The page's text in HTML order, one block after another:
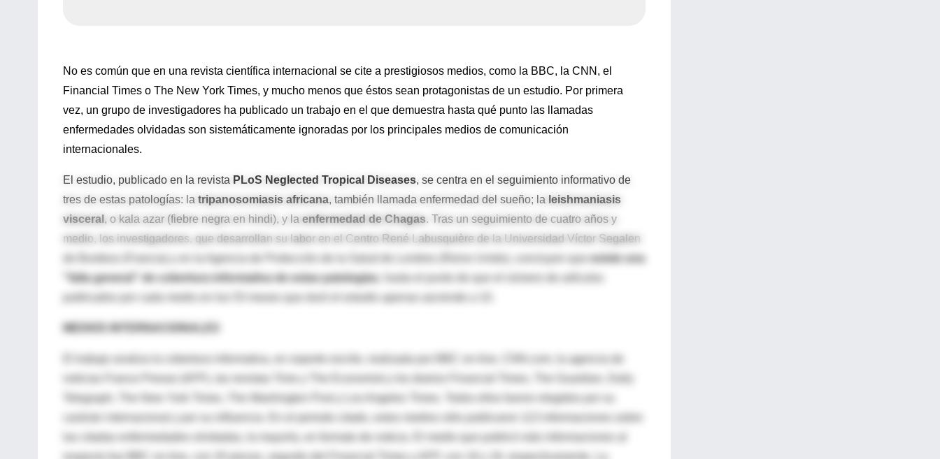
No es común que en una revista científica internacional se cite a prestigiosos medios, como la BBC, la CNN, el
Financial Times o The New York Times, y mucho menos que éstos sean protagonistas de un estudio. Por primera
vez, un grupo de investigadores ha publicado un trabajo en el que demuestra hasta qué punto las llamadas
enfermedades olvidadas son sistemáticamente ignoradas por los principales medios de comunicación
internacionales.
El estudio, publicado en la revista PLoS Neglected Tropical Diseases, se centra en el seguimiento informativo de
tres de estas patologías: la tripanosomiasis africana, también llamada enfermedad del sueño; la leishmaniasis
visceral , o kala azar (fiebre negra en hindi), y la enfermedad de Chagas. Tras un seguimiento de cuatro años y
medio, los investigadores, que desarrollan su labor en el Centro René Labusquière de la Universidad Víctor Segalen
de Burdeos (Francia) y en la Agencia de Protección de la Salud de Londres (Reino Unido), concluyen que
existe una
"falta general" de cobertura informativa de estas patologías
publicados por cada medio en los 53 meses que duró el estudio apenas asciende a 10.
El trabajo analiza la cobertura informativa, en soporte escrito, realizada por BBC on-line, CNN.com, la agencia de
Telegraph, The New York Times, The Washington Post y Los Angeles Times. Todos ellos fueron elegidos por su
las citadas enfermedades olvidadas, la mayoría, en formato de noticia. El medio que publicó más informaciones al
respecto fue BBC on-line, con 20 piezas, seguido del Financial Times y AFP, con 19 y 18, respectivamente. La